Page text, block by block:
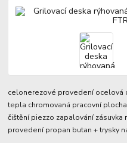
celonerezové provedení ocelová
tepla chromovaná pracovní
čištění piezzo zapalování
provedení propan butan + trysky